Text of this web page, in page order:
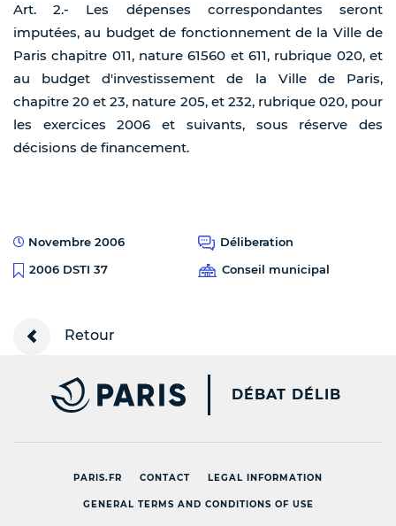
Art. 2.- Les dépenses correspondantes seront
imputées, au budget de fonctionnement de la Ville de
Paris chapitre 011, nature 61560 et 611, rubrique 020, et
au budget d'investissement de la Ville de Paris,
chapitre 20 et 23, nature 205, et 232, rubrique 020, pour
les exercices 2006 et suivants, sous réserve des
décisions de financement.
Novembre 2006
Déliberation
2006 DSTI 37
Conseil municipal
Retour
PARIS.FR [NEW
DÉBAT DÉLIB
PARIS.FR CONTACT LEGAL INFORMATION
GENERAL TERMS AND CONDITIONS OF USE